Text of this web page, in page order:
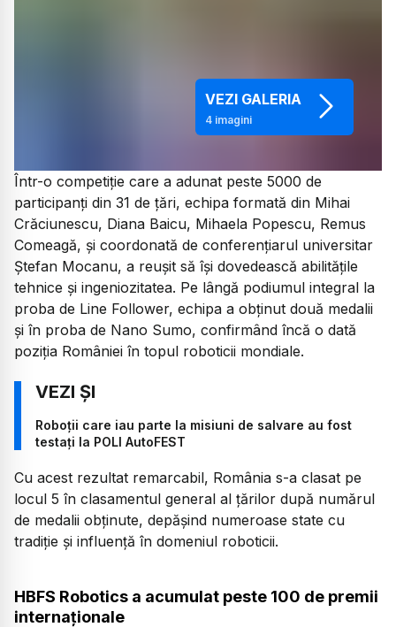
VEZI GALERIA
4imagini
Într-o competiție care a adunat peste 5000 de
participanți din 31 de țări, echipa formată din Mihai
Crăciunescu, Diana Baicu, Mihaela Popescu, Remus
Comeagă, și coordonată de conferențiarul universitar
Ștefan Mocanu, a reușit să își dovedească abilitățile
tehnice și ingeniozitatea. Pe lângă podiumul integral la
proba de Line Follower, echipa a obținut două medalii
și în proba de Nano Sumo, confirmând încă o dată
poziția României în topul roboticii mondiale.
Roboții care iau parte la misiuni de salvare au fost
testați la POLI AutoFEST
Cu acest rezultat remarcabil, România s-a clasat pe
locul 5 în clasamentul general al țărilor după numărul
de medalii obținute, depășind numeroase state cu
tradiție și influență în domeniul roboticii.
HBFS Robotics a acumulat peste 100 de premii
internaționale